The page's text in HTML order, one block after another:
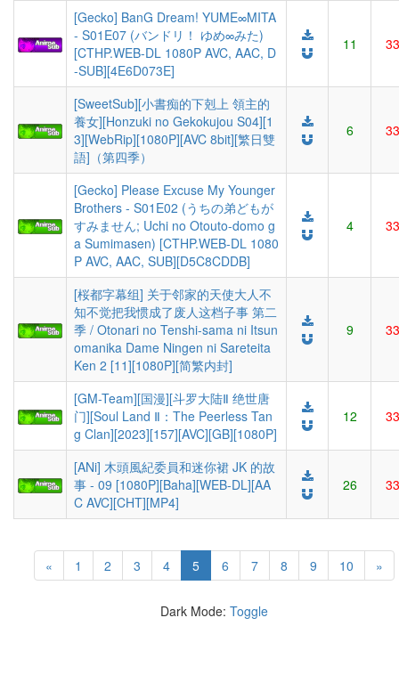
[Gecko] BanG Dream! YUME∞MITA
- S01E07 (バンドリ！ ゆめ∞みた)
[CTHP.WEB-DL 1080P AVC, AAC, D
-SUB][4E6D073E]
11 33
[SweetSub][小書痴的下剋上 領主的
養女][Honzuki no Gekokujou S04][1
3][WebRip][1080P][AVC 8bit][繁日雙
語]（第四季）
6 33
[Gecko] Please Excuse My Younger
Brothers - S01E02 (うちの弟どもが
すみません; Uchi no Otouto-domo g
a Sumimasen) [CTHP.WEB-DL 1080
P AVC, AAC, SUB][D5C8CDDB]
4 33
[桜都字幕组] 关于邻家的天使大人不
知不觉把我惯成了废人这档子事 第二
季 / Otonari no Tenshi-sama ni Itsun
omanika Dame Ningen ni Sareteita
Ken 2 [11][1080P][简繁内封]
9 33
[GM-Team][国漫][斗罗大陆Ⅱ 绝世唐
门][Soul Land Ⅱ：The Peerless Tan
g Clan][2023][157][AVC][GB][1080P]
12 33
[ANi] 木頭風紀委員和迷你裙 JK 的故
事 - 09 [1080P][Baha][WEB-DL][AA
C AVC][CHT][MP4]
26 33
« 1 2 3 4 5(current)
6 7 8 9 10 »
Dark Mode: Toggle